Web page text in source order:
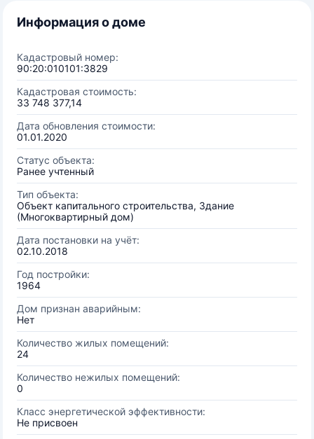
Информация о доме
Кадастровый номер:
90:20:010101:3829
Кадастровая стоимость:
33 748 377,14
Дата обновления стоимости:
01.01.2020
Статус объекта:
Ранее учтенный
Тип объекта:
Объект капитального строительства, Здание
(Многоквартирный дом)
Дата постановки на учёт:
02.10.2018
Год постройки:
1964
Дом признан аварийным:
Нет
Количество жилых помещений:
24
Количество нежилых помещений:
0
Класс энергетической эффективности:
Не присвоен